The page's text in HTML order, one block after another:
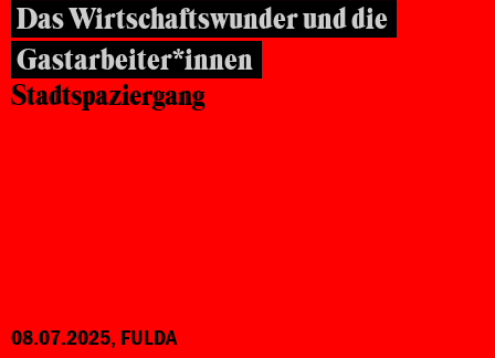
Das Wirtschaftswunder und die
Gastarbeiter*innen
Stadtspaziergang
08.07.2025, FULDA